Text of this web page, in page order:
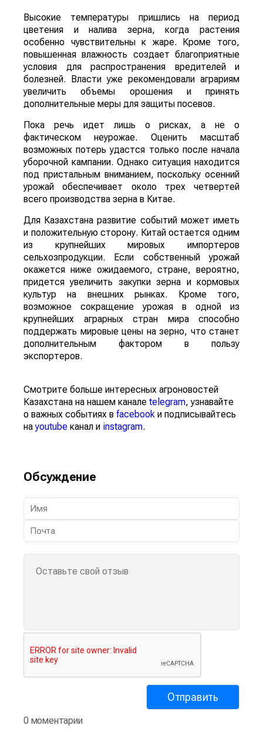
Высокие температуры пришлись на период
цветения и налива зерна, когда растения
особенно чувствительны к жаре. Кроме того,
повышенная влажность создает благоприятные
условия для распространения вредителей и
болезней. Власти уже рекомендовали аграриям
увеличить объемы орошения и принять
дополнительные меры для защиты посевов.
Пока речь идет лишь о рисках, а не о
фактическом неурожае. Оценить масштаб
возможных потерь удастся только после начала
уборочной кампании. Однако ситуация находится
под пристальным вниманием, поскольку осенний
урожай обеспечивает около трех четвертей
всего производства зерна в Китае.
Для Казахстана развитие событий может иметь
и положительную сторону. Китай остается одним
из крупнейших мировых импортеров
сельхозпродукции. Если собственный урожай
окажется ниже ожидаемого, стране, вероятно,
придется увеличить закупки зерна и кормовых
культур на внешних рынках. Кроме того,
возможное сокращение урожая в одной из
крупнейших аграрных стран мира способно
поддержать мировые цены на зерно, что станет
дополнительным фактором в пользу
экспортеров.
Смотрите больше интересных агроновостей
Казахстана на нашем канале telegram, узнавайте
о важных событиях в facebook и подписывайтесь
наyoutube канал и instagram.
Обсуждение
0 моментарии